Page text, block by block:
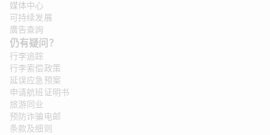
媒体中心
可持续发展
廣告查詢
仍有疑问？
行李追踪
行李索偿政策
延误应急预案
申请航班证明书
旅游同业
预防诈骗电邮
条款及细则